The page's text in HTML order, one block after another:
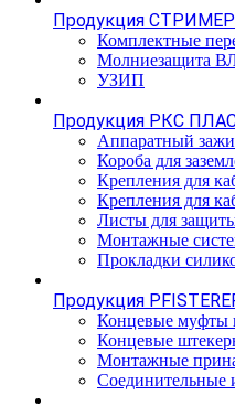
Продукция СТРИМЕР
Комплектные
Молниезащита
УЗИП
Продукция РКС
Аппаратный
Короба для
Крепления для
Крепления для
Листы для
Монтажные
Прокладки
Продукция
Концевые муфты
Концевые
Монтажные
Соединительные